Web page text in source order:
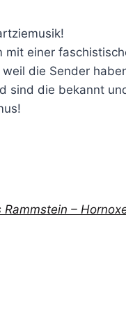
mit einer
die Sender
sind die bekannt
Rammstein –